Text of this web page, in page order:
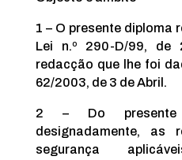
1 – O presente diploma
Lei n.º 290-D/99,
redacção que lhe foi
62/2003, de 3 de Abril.
2 – Do presente
designadamente, as
segurança